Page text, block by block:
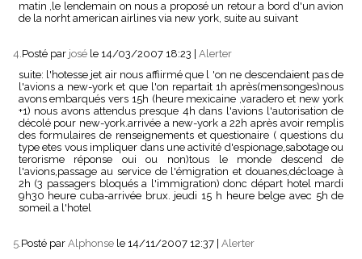
matin ,le lendemain on nous a proposé un retour a bord d'un avion
de la norht american airlines via new york, suite au suivant
4. Posté par josé le 14/03/2007 18:23 | Alerter
suite: l'hotesse jet air nous affiirmé que l 'on ne descendaient pas de
l'avions a new-york et que l'on repartait 1h après(mensonges)nous
avons embarqués vers 15h (heure mexicaine ,varadero et new york
+1) nous avons attendus presque 4h dans l'avions l'autorisation de
décolé pour new-york.arrivée a new-york a 22h après avoir remplis
des formulaires de renseignements et questionaire ( questions du
type etes vous impliquer dans une activité d'espionage,sabotage ou
terorisme réponse oui ou non)tous le monde descend de
l'avions,passage au service de l'émigration et douanes,décloage à
2h (3 passagers bloqués a l'immigration) donc départ hotel mardi
9h30 heure cuba-arrivée brux. jeudi 15 h heure belge avec 5h de
someil a l'hotel
5. Posté par Alphonse le 14/11/2007 12:37 Alerter